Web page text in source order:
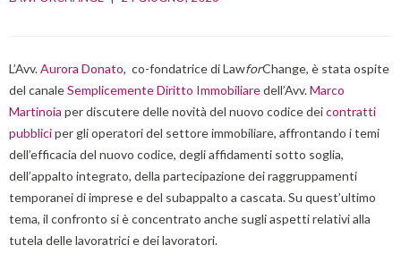
L’Avv.Aurora Donato, co-fondatrice di LawforChange, è stata ospite
del canaleSemplicemente Diritto Immobiliaredell’Avv.Marco
Martinoia per discutere delle novità del nuovo codice deicontratti
pubbliciper gli operatori del settore immobiliare, affrontando i temi
dell’efficacia del nuovo codice, degli affidamenti sotto soglia,
dell’appalto integrato, della partecipazione dei raggruppamenti
temporanei di imprese e del subappalto a cascata. Su quest’ultimo
tema, il confronto si è concentrato anche sugli aspetti relativi alla
tutela delle lavoratrici e dei lavoratori.